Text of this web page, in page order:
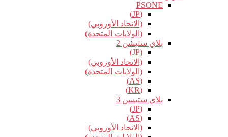
PSONE
(JP)
(الاتحاد الأوروبي)
(الولايات المتحدة)
بلاي ستيشن 2
(JP)
(الاتحاد الأوروبي)
(الولايات المتحدة)
(AS)
(KR)
بلاي ستيشن 3
(JP)
(AS)
(الاتحاد الأوروبي)